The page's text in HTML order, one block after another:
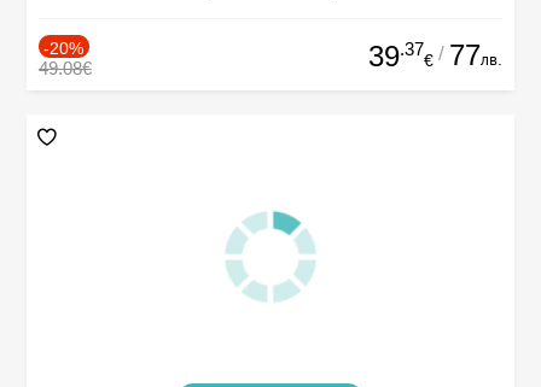
-20%
49.08€ 39.37
€ / 77лв.